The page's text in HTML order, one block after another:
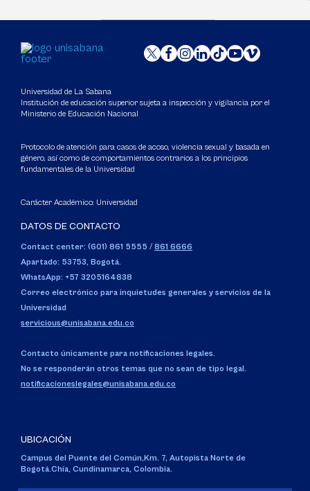
Universidad de La Sabana
Institución de educación superior sujeta a inspección y vigilancia por el
Ministerio de Educación Nacional
Protocolo de atención para casos de acoso, violencia sexual y basada en
género, así como de comportamientos contrarios a los principios
fundamentales de la Universidad
Carácter Académico: Universidad
DATOS DE CONTACTO
Contact center: (601) 861 5555 / 861 6666
Apartado: 53753, Bogotá.
WhatsApp: +57 3205164838
Correo electrónico para inquietudes generales y servicios de la
Universidad
servicious@unisabana.edu.co
Contacto únicamente para notificaciones legales.
No se responderán otros temas que no sean de tipo legal.
notificacioneslegales@unisabana.edu.co
UBICACIÓN
Campus del Puente del Común,Km. 7, Autopista Norte de
Bogotá.Chía, Cundinamarca, Colombia.